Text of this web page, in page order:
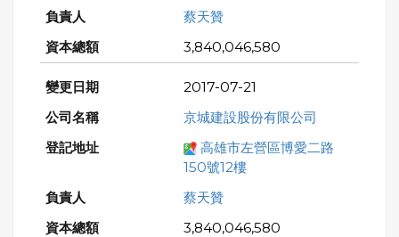
蔡天贊
3,840,046,580
2017-07-21
京城建設股份有限公司
高雄市左營區博愛二路
150號12樓
蔡天贊
3,840,046,580